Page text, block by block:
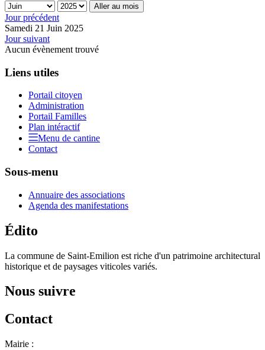
Aller au mois
Jour précédent
Samedi 21 Juin 2025
Jour suivant
Aucun évènement trouvé
Liens utiles
Portail citoyen
Administration
Portail Familles
Plan intéractif
Menu de cantine
Contact
Sous-menu
Annuaire des associations
Agenda des manifestations
Édito
La commune de Saint-Emilion est riche d'un patrimoine architectural
historique et de paysages viticoles variés.
Nous suivre
Contact
Mairie :